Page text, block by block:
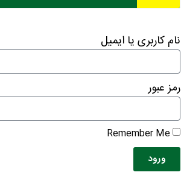
نام کاربری یا ایمیل
رمز عبور
ورود